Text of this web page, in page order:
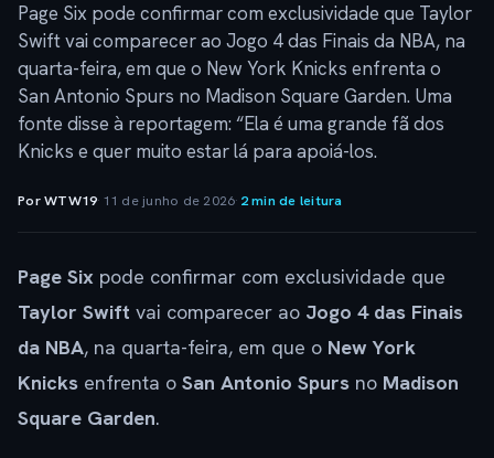
Page Six pode confirmar com exclusividade que Taylor
Swift vai comparecer ao Jogo 4 das Finais da NBA, na
quarta-feira, em que o New York Knicks enfrenta o
San Antonio Spurs no Madison Square Garden. Uma
fonte disse à reportagem: “Ela é uma grande fã dos
Knicks e quer muito estar lá para apoiá-los.
Por WTW19· 11 de junho de 2026· 2 min de leitura
Page Six pode confirmar com exclusividade que
Taylor Swift vai comparecer ao Jogo 4 das Finais
da NBA, na quarta-feira, em que o New York
Knicks enfrenta o San Antonio Spurs no Madison
Square Garden.